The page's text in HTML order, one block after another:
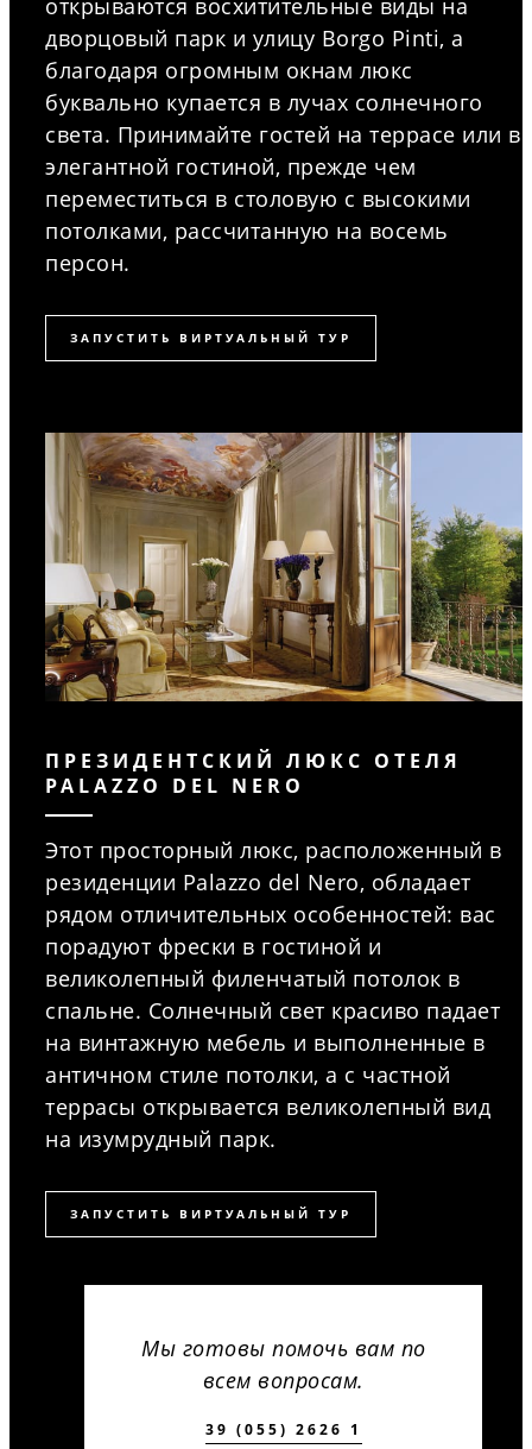
дворцовый парк и улицу Borgo Pinti, а
благодаря огромным окнам люкс
буквально купается в лучах солнечного
света. Принимайте гостей на террасе или в
элегантной гостиной, прежде чем
переместиться в столовую с высокими
потолками, рассчитанную на восемь
персон.
ЗАПУСТИТЬ ВИРТУАЛЬНЫЙ ТУР
ПРЕЗИДЕНТСКИЙ ЛЮКС ОТЕЛЯ
PALAZZO DEL NERO
Этот просторный люкс, расположенный в
резиденции Palazzo del Nero, обладает
рядом отличительных особенностей: вас
порадуют фрески в гостиной и
великолепный филенчатый потолок в
спальне. Солнечный свет красиво падает
на винтажную мебель и выполненные в
античном стиле потолки, а с частной
террасы открывается великолепный вид
на изумрудный парк.
ЗАПУСТИТЬ ВИРТУАЛЬНЫЙ ТУР
Мы готовы помочь вам по
всем вопросам.
39 (055) 2626 1